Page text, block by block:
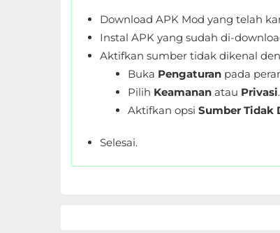
Download APK Mod yang telah
Instal APK yang sudah di-
Aktifkan sumber tidak dikenal
Buka Pengaturan pada
Pilih Keamanan atau Privasi.
Aktifkan opsi Sumber Tidak
Selesai.